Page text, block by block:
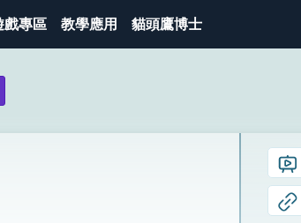
戲專區 教學應用 貓頭鷹博士